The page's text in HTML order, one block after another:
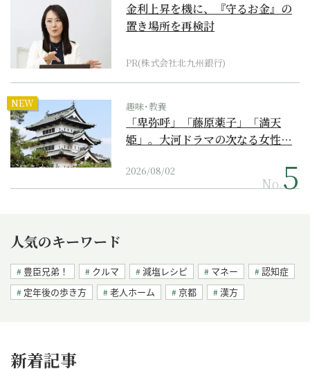
金利上昇を機に、『守るお金』の
置き場所を再検討
PR(株式会社北九州銀行)
NEW 趣味･教養
「卑弥呼」「藤原薬子」「満天
姫」。大河ドラマの次なる女性…
2026/08/02
No.
人気のキーワード
豊臣兄弟！ クルマ 減塩レシピ マネー
認知症
定年後の歩き方
老人ホーム 京都 漢方
新着記事